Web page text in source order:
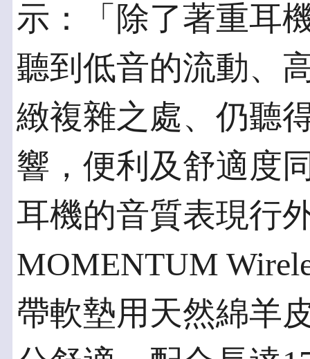
示：「除了著重耳
聽到低音的流動、
緻複雜之處、仍聽
響，便利及舒適度
耳機的音質表現行
MOMENTUM
帶軟墊用天然綿羊